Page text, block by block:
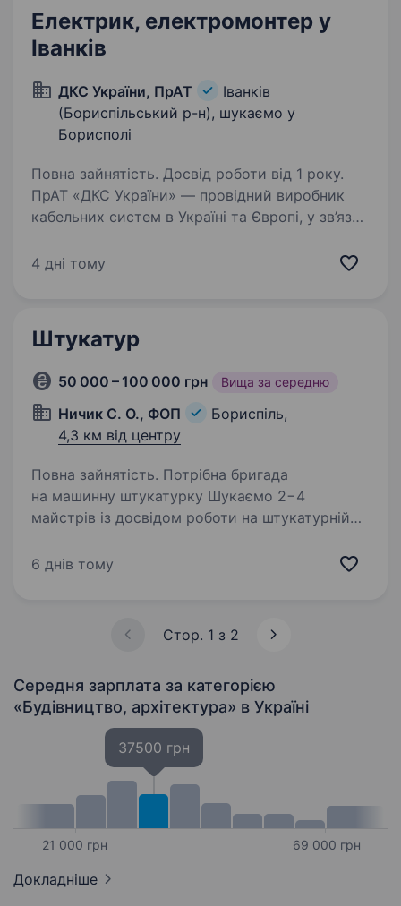
Електрик, електромонтер у
Іванків
ДКС України, ПрАТ
Іванків
(Бориспільський р-н), шукаємо у
Борисполі
Повна зайнятість. Досвід роботи від 1 року.
ПрАТ «ДКС України» — провідний виробник
кабельних систем в Україні та Європі, у зв’язку
про відкриття вакансії «Електрик
4 дні тому
Штукатур
50 000 – 100 000 грн Вища за середню
Ничик С. О., ФОП
Бориспіль,
4,3 км від центру
Повна зайнятість. Потрібна бригада
на машинну штукатурку Шукаємо 2−4
майстрів із досвідом роботи на штукатурній
область. Великі об'єми, своє нове обладнання.
6 днів тому
Стор. 1 з 2
Середня зарплата за категорією
«Будівництво, архітектура» в Україні
21 000 грн
37500 грн
69 000 грн
Докладніше